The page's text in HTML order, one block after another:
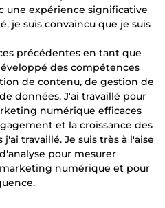
une expérience significative
je suis convaincu que je suis
précédentes en tant que
des compétences
de contenu, de gestion de
données. J'ai travaillé pour
numérique efficaces
et la croissance des
travaillé. Je suis très à l'aise
pour mesurer
numérique et pour